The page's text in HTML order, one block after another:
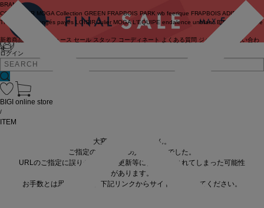
ログイン
BRAND
COUTURIER MOGA Collection GREEN FRAPBOIS PARK wb feerique FRAPBOIS ADIEU
TRISTESSE
congés payés LOISIR Julier MOGA L'EQUIPE endalence unbilanc BIGI online store
新着商品 ニュース セール スタッフ コーディネート よくある質問 ジャーナル
お問い合わ
せ
BIGI online store
/
ITEM
大変申し訳ありません。
ご指定の商品が見つかりませんでした。
URLのご指定に誤りがあるか、更新等に伴い削除されてしまった可能性
があります。
お手数とは思いますが、下記リンクからサイトへ移動してください。